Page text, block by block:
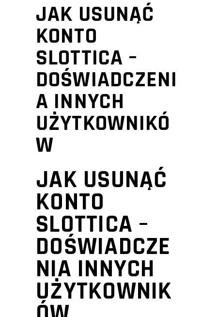
JAK USUNĄĆ
KONTO
SLOTTICA –
DOŚWIADCZENI
A INNYCH
UŻYTKOWNIKÓ
W
JAK USUNĄĆ
KONTO
SLOTTICA –
DOŚWIADCZE
NIA INNYCH
UŻYTKOWNIK